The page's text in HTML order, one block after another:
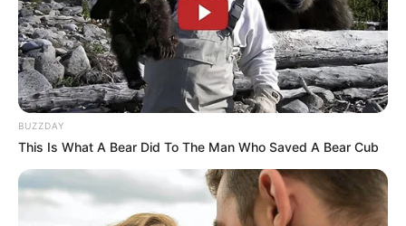
BUZZDAY
This Is What A Bear Did To The Man Who Saved A Bear Cub